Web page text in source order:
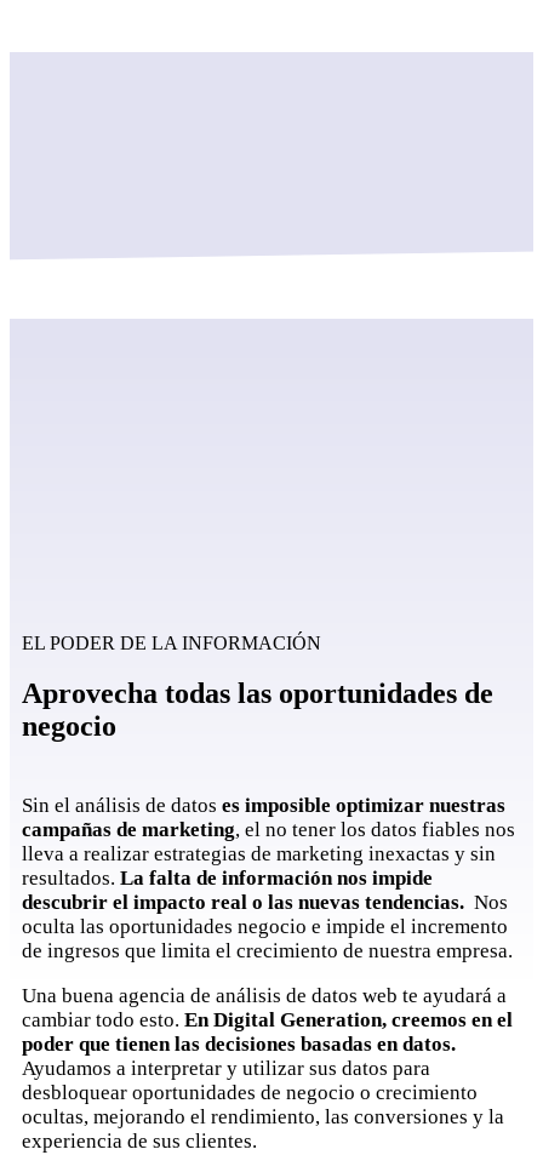
EL PODER DE LA INFORMACIÓN
Aprovecha todas las oportunidades de
negocio
Sin el análisis de datos es imposible optimizar nuestras
campañas de marketing, el no tener los datos fiables nos
lleva a realizar estrategias de marketing inexactas y sin
resultados. La falta de información nos impide
descubrir el impacto real o las nuevas tendencias. Nos
oculta las oportunidades negocio e impide el incremento
de ingresos que limita el crecimiento de nuestra empresa.
Una buena agencia de análisis de datos web te ayudará a
cambiar todo esto. En Digital Generation, creemos en el
poder que tienen las decisiones basadas en datos.
Ayudamos a interpretar y utilizar sus datos para
desbloquear oportunidades de negocio o crecimiento
ocultas, mejorando el rendimiento, las conversiones y la
experiencia de sus clientes.